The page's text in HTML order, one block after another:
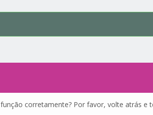
corretamente? Por favor, volte atrás e